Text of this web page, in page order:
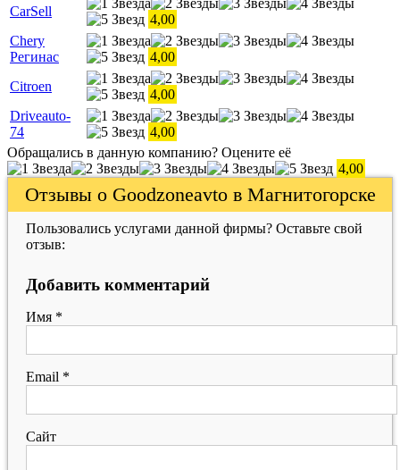
CarSell
4,00
Chery
Регинас
4,00
Citroen
4,00
Driveauto-
74
4,00
Обращались в данную компанию? Оцените её
4,00
Отзывы о Goodzoneavto в Магнитогорске
Пользовались услугами данной фирмы? Оставьте свой
отзыв:
Добавить комментарий
Имя *
Email *
Сайт